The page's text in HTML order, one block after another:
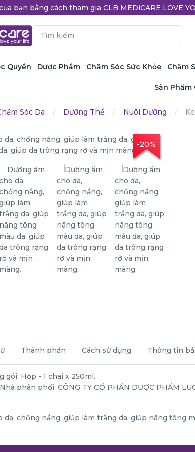
bạn bằng cách tham gia CLB MEDiCARE LOVE
Quyền Dược Phẩm Chăm Sóc Sức Khỏe Chăm
Sản Phẩm
Sóc Da Dưỡng Thể Nuôi Dưỡng
-20%
Thành phần Cách sử dụng Thông tin
gói: Hộp - 1 chai x 250ml.
phân phối: CÔNG TY CỔ PHẦN DƯỢC PHẨM
da, chống nắng, giúp làm trắng da, giúp nâng tông